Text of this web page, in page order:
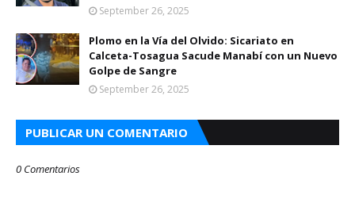
September 26, 2025
Plomo en la Vía del Olvido: Sicariato en
Calceta-Tosagua Sacude Manabí con un Nuevo
Golpe de Sangre
September 26, 2025
PUBLICAR UN COMENTARIO
0 Comentarios